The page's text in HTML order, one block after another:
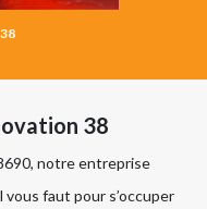
38
notre entreprise
faut pour s’occuper